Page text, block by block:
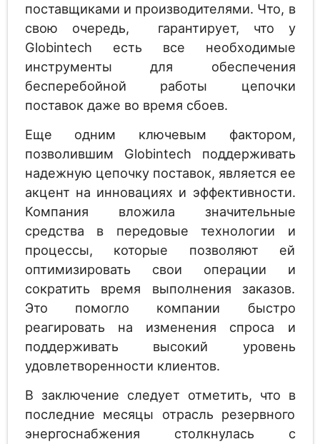
поставщиками и производителями. Что, в
свою очередь, гарантирует, что у
Globintech есть все необходимые
инструменты для обеспечения
бесперебойной работы цепочки
поставок даже во время сбоев.
Еще одним ключевым фактором,
позволившим Globintech поддерживать
надежную цепочку поставок, является ее
акцент на инновациях и эффективности.
Компания вложила значительные
средства в передовые технологии и
процессы, которые позволяют ей
оптимизировать свои операции и
сократить время выполнения заказов.
Это помогло компании быстро
реагировать на изменения спроса и
поддерживать высокий уровень
удовлетворенности клиентов.
В заключение следует отметить, что в
последние месяцы отрасль резервного
энергоснабжения столкнулась с